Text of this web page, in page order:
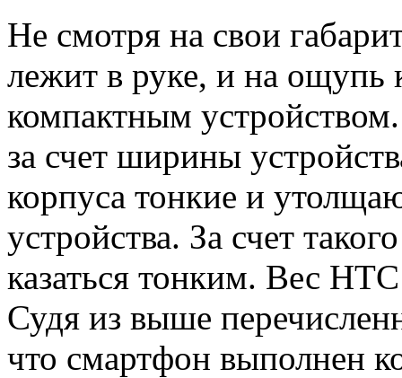
Не смотря на свои
лежит в руке, и на ощупь
компактным
за счет ширины
корпуса тонкие и
устройства. За счет
казаться тонким. Вес
Судя из выше
что смартфон выполнен